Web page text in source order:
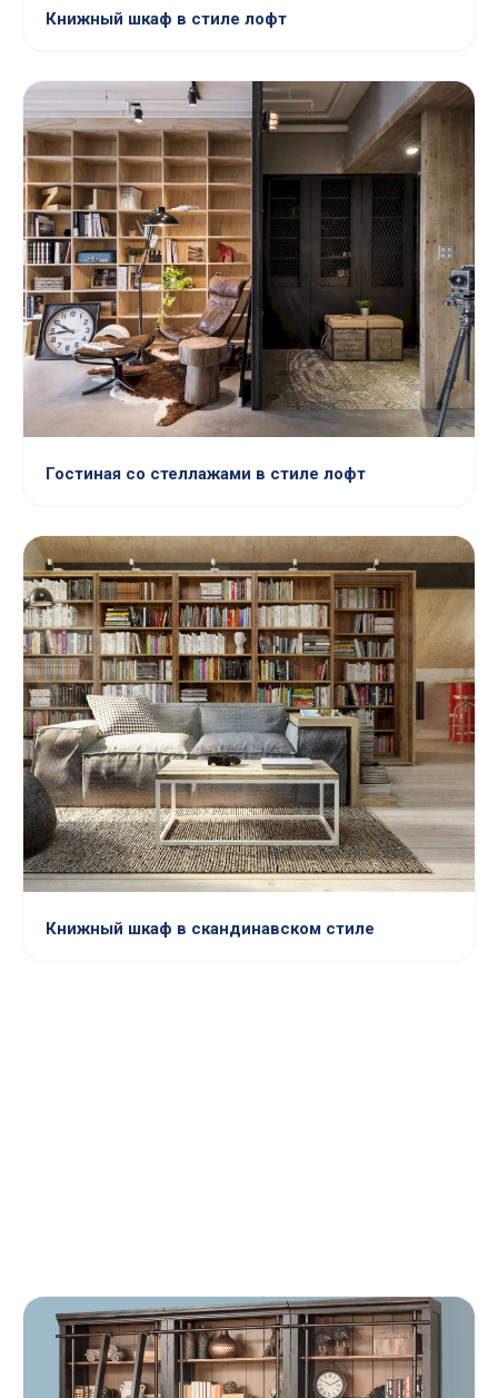
Книжный шкаф в стиле лофт
Гостиная со стеллажами в стиле лофт
Книжный шкаф в скандинавском стиле